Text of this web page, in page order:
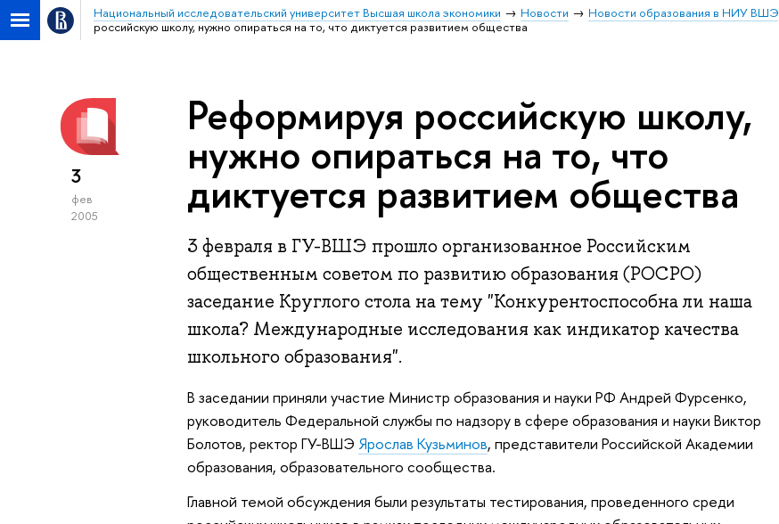
Национальный исследовательский университет Высшая школа экономики Новости Новости образования в НИУ ВШЭ
российскую школу, нужно опираться на то, что диктуется развитием общества
3
фев
2005
Реформируя российскую школу,
нужно опираться на то, что
диктуется развитием общества
3 февраля в ГУ-ВШЭ прошло организованное Российским
общественным советом по развитию образования (РОСРО)
заседание Круглого стола на тему "Конкурентоспособна ли наша
школа? Международные исследования как индикатор качества
школьного образования".
В заседании приняли участие Министр образования и науки РФ Андрей Фурсенко,
руководитель Федеральной службы по надзору в сфере образования и науки Виктор
Болотов, ректор ГУ-ВШЭ Ярослав Кузьминов, представители Российской Академии
образования, образовательного сообщества.
Главной темой обсуждения были результаты тестирования, проведенного среди